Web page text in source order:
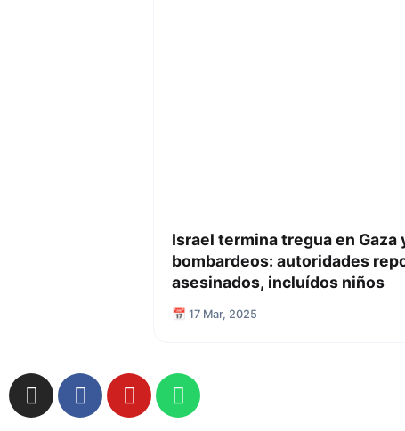
Israel termina tregua en Gaza
bombardeos: autoridades
asesinados, incluídos niños
📅 17 Mar, 2025